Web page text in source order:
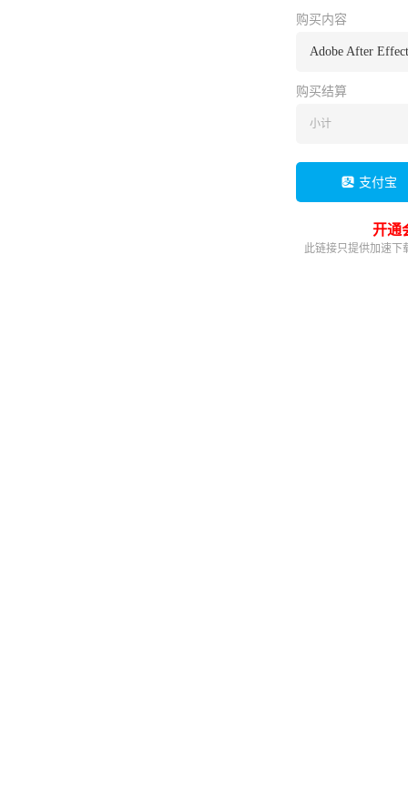
购买内容
Adobe After
购买结算
小计
支付宝
开通
此链接只提供加速下